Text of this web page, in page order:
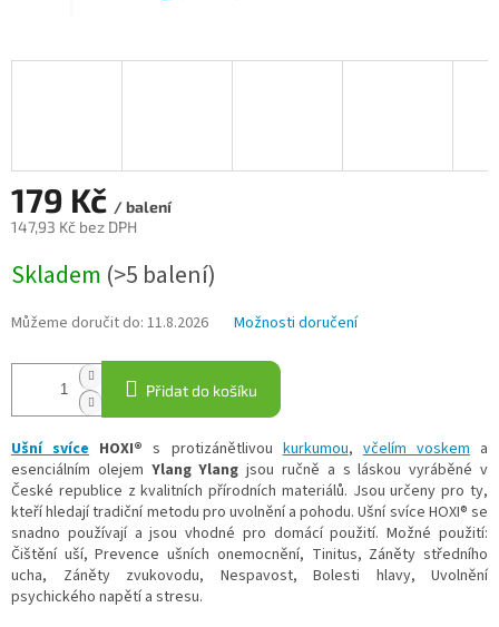
179 Kč / balení
147,93 Kč bez DPH
cena:
Skladem (>5 balení)
Můžeme doručit do: 11.8.2026 Možnosti doručení
Přidat do košíku
Ušní svíceHOXI® s protizánětlivoukurkumou,včelím voskema
esenciálním olejem Ylang Ylang jsou ručně a s láskou vyráběné v
České republice z kvalitních přírodních materiálů. Jsou určeny pro ty,
kteří hledají tradiční metodu pro uvolnění a pohodu. Ušní svíce HOXI® se
snadno používají a jsou vhodné pro domácí použití. Možné použití:
Čištění uší, Prevence ušních onemocnění, Tinitus, Záněty středního
ucha, Záněty zvukovodu, Nespavost, Bolesti hlavy, Uvolnění
psychického napětí a stresu.